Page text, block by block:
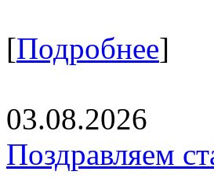
[Подробнее]
03.08.2026
Поздравляем